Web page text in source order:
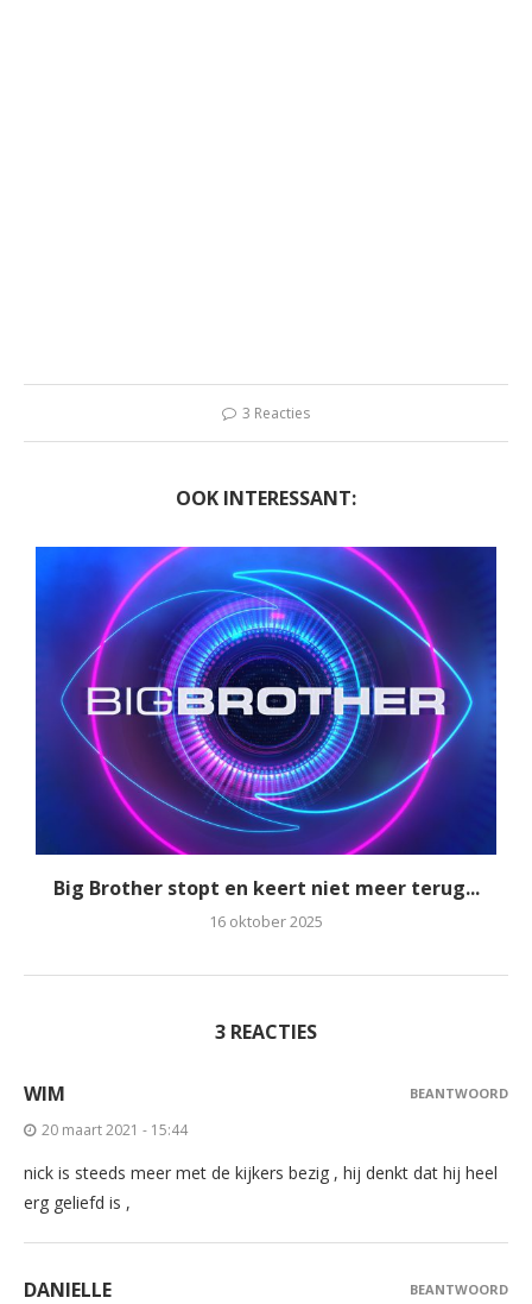
3 Reacties
OOK INTERESSANT:
Big Brother stopt en keert niet meer terug...
16 oktober 2025
3 REACTIES
WIM
20 maart 2021 - 15:44
nick is steeds meer met de kijkers bezig , hij denkt dat hij heel
erg geliefd is ,
BEANTWOORD
DANIELLE BEANTWOORD